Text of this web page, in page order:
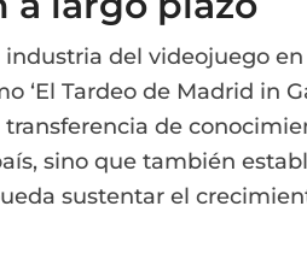
industria del videojuego
‘El Tardeo de Madrid in
de
sino que también
sustentar el